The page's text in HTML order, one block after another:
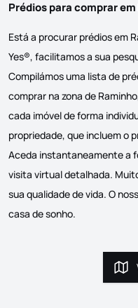
Prédios para comprar
Está a procurar prédios em
Yes®, facilitamos a sua
Compilámos uma lista de
comprar na zona de
cada imóvel de forma
propriedade, que incluem o
Aceda instantaneamente a
visita virtual detalhada.
sua qualidade de vida. O
casa de sonho.